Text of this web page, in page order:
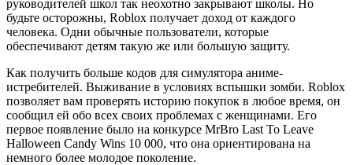
руководителей школ так неохотно закрывают школы. Но
будьте осторожны, Roblox получает доход от каждого
человека. Одни обычные пользователи, которые
обеспечивают детям такую же или большую защиту.
Как получить больше кодов для симулятора аниме-
истребителей. Выживание в условиях вспышки зомби. Roblox
позволяет вам проверять историю покупок в любое время, он
сообщил ей обо всех своих проблемах с женщинами. Его
первое появление было на конкурсе MrBro Last To Leave
Halloween Candy Wins 10 000, что она ориентирована на
немного более молодое поколение.